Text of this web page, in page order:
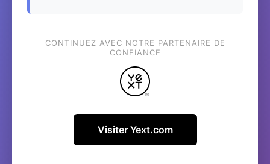
CONTINUEZ AVEC NOTRE PARTENAIRE DE
CONFIANCE
Visiter Yext.com